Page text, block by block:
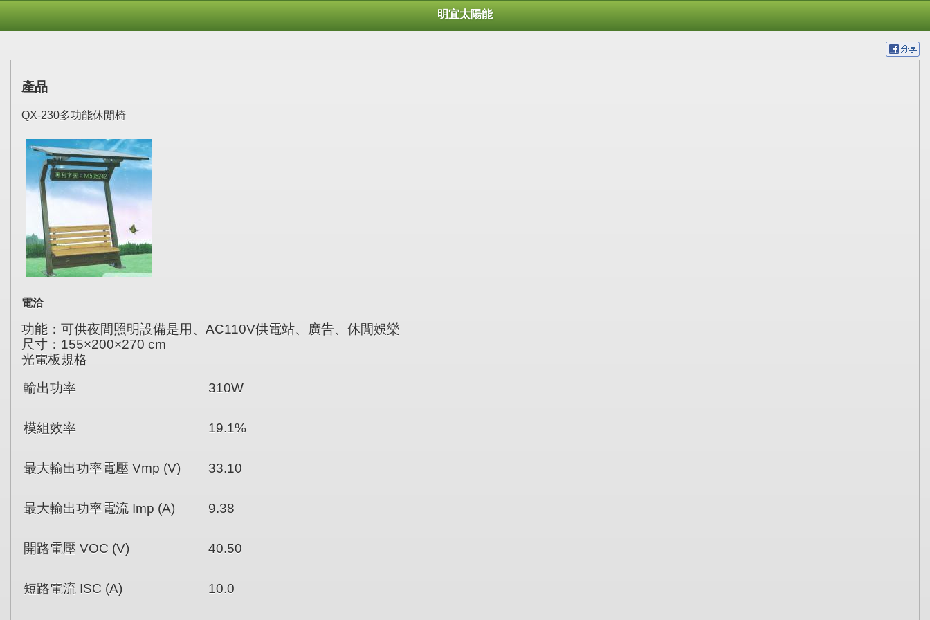
明宜太陽能
產品
QX-230多功能休閒椅
電洽
功能：可供夜間照明設備是用、AC110V供電站、廣告、休閒娛樂
尺寸：155×200×270 cm
光電板規格
輸出功率
310W
模組效率 19.1%
最大輸出功率電壓 Vmp (V) 33.10
最大輸出功率電流 Imp (A) 9.38
開路電壓 VOC (V) 40.50
短路電流 ISC (A) 10.0